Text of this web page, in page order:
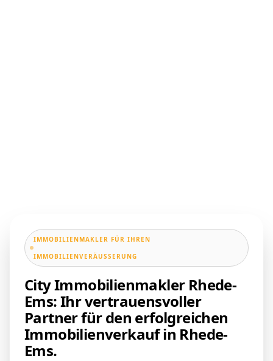
IMMOBILIENMAKLER FÜR IHREN
IMMOBILIENVERÄUSSERUNG
City Immobilienmakler Rhede-
Ems: Ihr vertrauensvoller
Partner für den erfolgreichen
Immobilienverkauf in Rhede-
Ems.